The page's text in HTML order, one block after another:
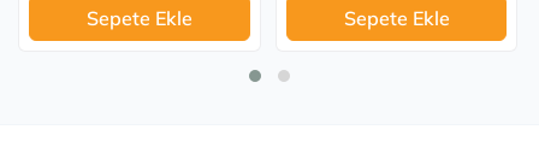
Sepete Ekle Sepete Ekle